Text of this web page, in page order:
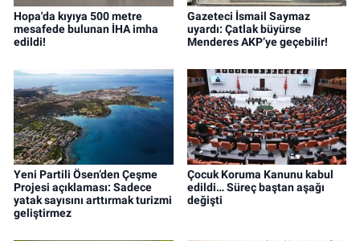
Hopa'da kıyıya 500 metre
mesafede bulunan İHA imha
edildi!
Gazeteci İsmail Saymaz
uyardı: Çatlak büyürse
Menderes AKP’ye geçebilir!
Yeni Partili Ösen’den Çeşme
Projesi açıklaması: Sadece
yatak sayısını arttırmak turizmi
geliştirmez
Çocuk Koruma Kanunu kabul
edildi… Süreç baştan aşağı
değişti